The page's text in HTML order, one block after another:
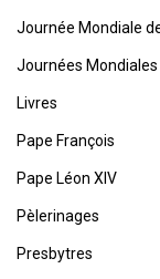
Journée Mondiale
Journées Mondiales
Livres
Pape François
Pape Léon XIV
Pèlerinages
Presbytres